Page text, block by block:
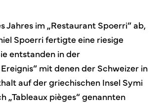
Jahres im „Restaurant Spoerri“ ab,
Spoerri fertigte eine riesige
entstanden in der
mit denen der Schweizer in
auf der griechischen Insel Symi
„Tableaux pièges“ genannten